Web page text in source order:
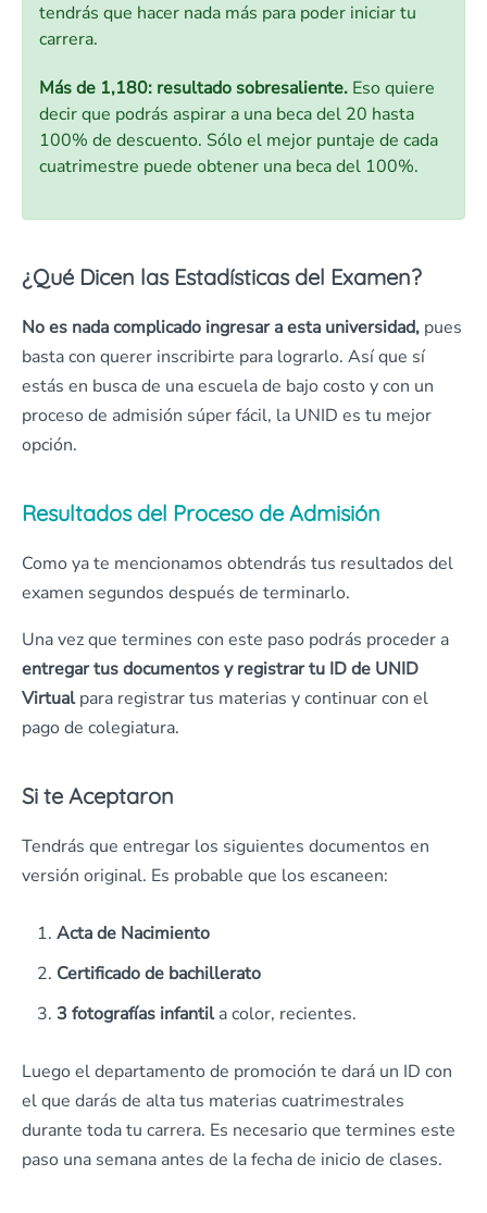
tendrás que hacer nada más para poder iniciar tu
carrera.
Más de 1,180: resultado sobresaliente. Eso quiere
decir que podrás aspirar a una beca del 20 hasta
100% de descuento. Sólo el mejor puntaje de cada
cuatrimestre puede obtener una beca del 100%.
¿Qué Dicen las Estadísticas del Examen?
No es nada complicado ingresar a esta universidad, pues
basta con querer inscribirte para lograrlo. Así que sí
estás en busca de una escuela de bajo costo y con un
proceso de admisión súper fácil, la UNID es tu mejor
opción.
Resultados del Proceso de Admisión
Como ya te mencionamos obtendrás tus resultados del
examen segundos después de terminarlo.
Una vez que termines con este paso podrás proceder a
entregar tus documentos y registrar tu ID de UNID
Virtualpara registrar tus materias y continuar con el
pago de colegiatura.
Si te Aceptaron
Tendrás que entregar los siguientes documentos en
versión original. Es probable que los escaneen:
Acta de Nacimiento
Certificado de bachillerato
3 fotografías infantila color, recientes.
Luego el departamento de promoción te dará un ID con
el que darás de alta tus materias cuatrimestrales
durante toda tu carrera. Es necesario que termines este
paso una semana antes de la fecha de inicio de clases.